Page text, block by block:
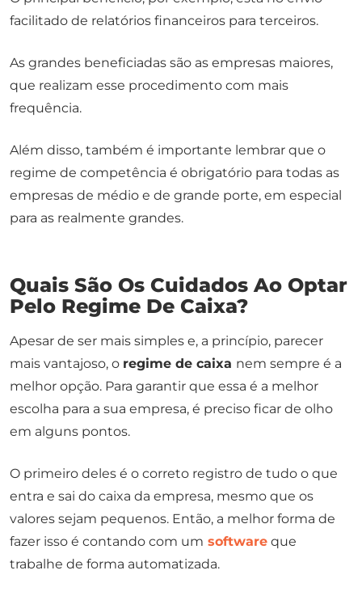
facilitado de relatórios financeiros para terceiros.
As grandes beneficiadas são as empresas maiores,
que realizam esse procedimento com mais
frequência.
Além disso, também é importante lembrar que o
regime de competência é obrigatório para todas as
empresas de médio e de grande porte, em especial
para as realmente grandes.
Quais São Os Cuidados Ao Optar
Pelo Regime De Caixa?
Apesar de ser mais simples e, a princípio, parecer
mais vantajoso, o regime de caixa nem sempre é a
melhor opção. Para garantir que essa é a melhor
escolha para a sua empresa, é preciso ficar de olho
em alguns pontos.
O primeiro deles é o correto registro de tudo o que
entra e sai do caixa da empresa, mesmo que os
valores sejam pequenos. Então, a melhor forma de
fazer isso é contando com um software que
trabalhe de forma automatizada.